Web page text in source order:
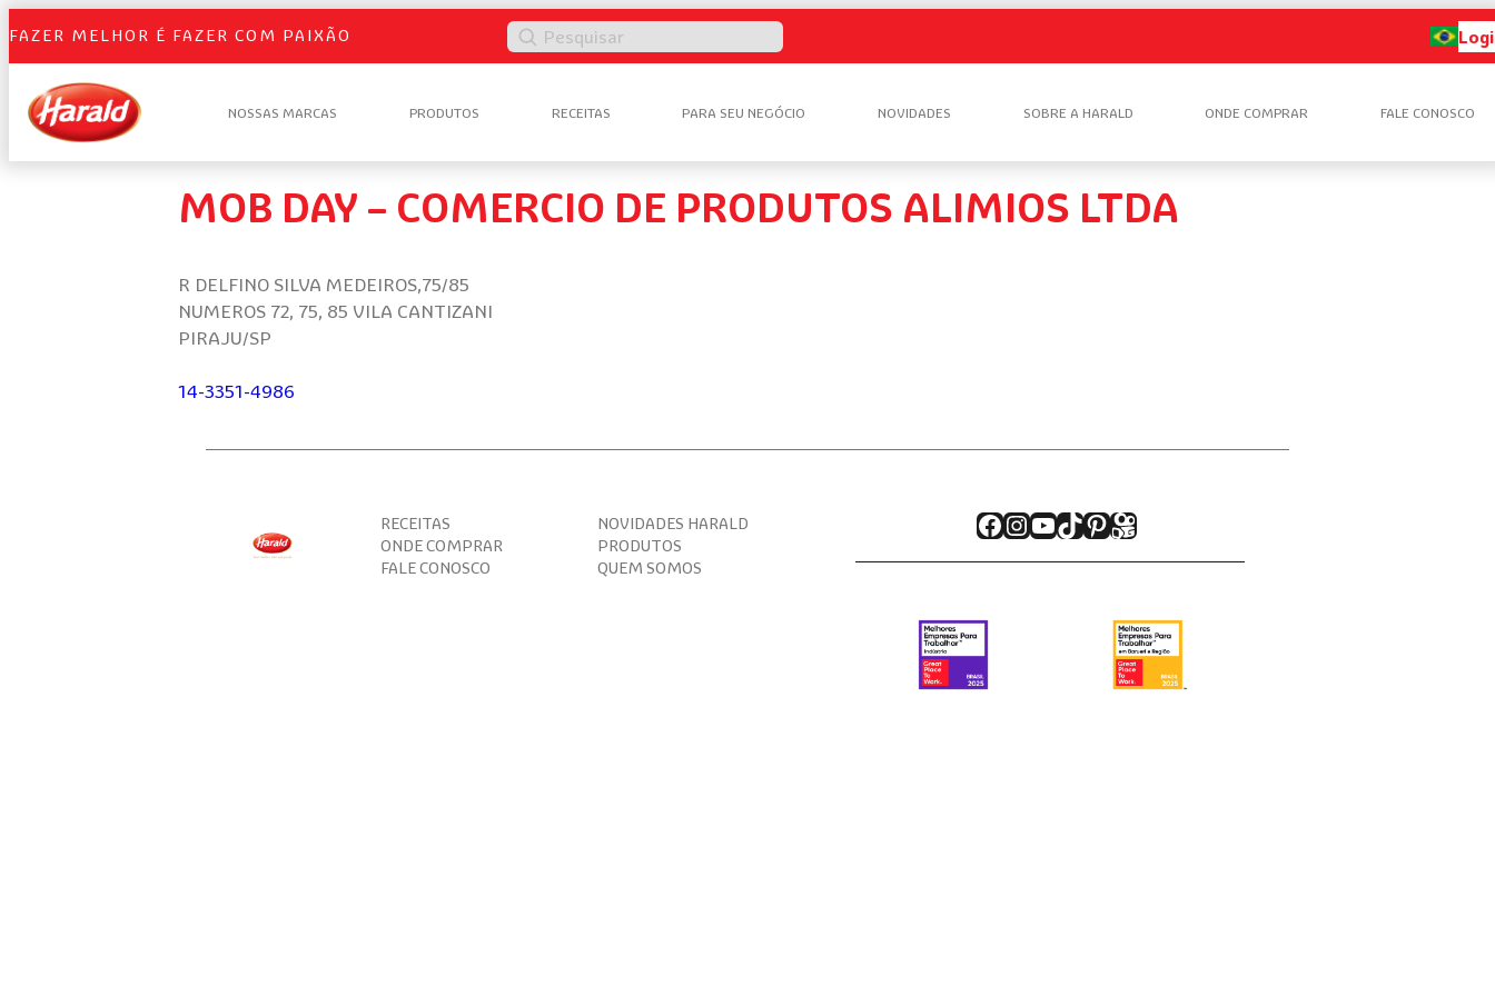
FAZER MELHOR É FAZER COM PAIXÃO Pesquisar
NOSSAS MARCAS PRODUTOS RECEITAS PARA SEU NEGÓCIO NOVIDADES SOBRE A HARALD ONDE COMPRAR FALE CONOSCO
MOB DAY – COMERCIO DE PRODUTOS ALIMIOS LTDA
R DELFINO SILVA MEDEIROS,75/85
NUMEROS 72, 75, 85 VILA CANTIZANI
PIRAJU/SP
14-3351-4986
RECEITAS
NOVIDADES HARALD
ONDE COMPRAR
PRODUTOS
FALE CONOSCO
QUEM SOMOS
Facebook
Instagram
Youtube
TikTok
Pinterest
Kwai